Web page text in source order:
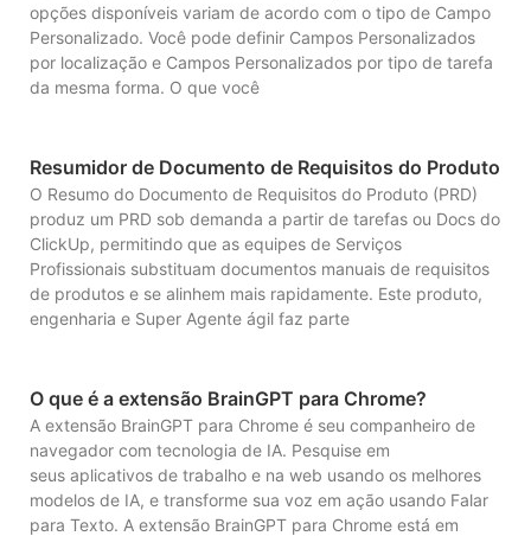
opções disponíveis variam de acordo com o tipo de Campo
Personalizado. Você pode definir Campos Personalizados
por localização e Campos Personalizados por tipo de tarefa
da mesma forma. O que você
Resumidor de Documento de Requisitos do Produto
O Resumo do Documento de Requisitos do Produto (PRD)
produz um PRD sob demanda a partir de tarefas ou Docs do
ClickUp, permitindo que as equipes de Serviços
Profissionais substituam documentos manuais de requisitos
de produtos e se alinhem mais rapidamente. Este produto,
engenharia e Super Agente ágil faz parte
O que é a extensão BrainGPT para Chrome?
A extensão BrainGPT para Chrome é seu companheiro de
navegador com tecnologia de IA. Pesquise em
seus aplicativos de trabalho e na web usando os melhores
modelos de IA, e transforme sua voz em ação usando Falar
para Texto. A extensão BrainGPT para Chrome está em